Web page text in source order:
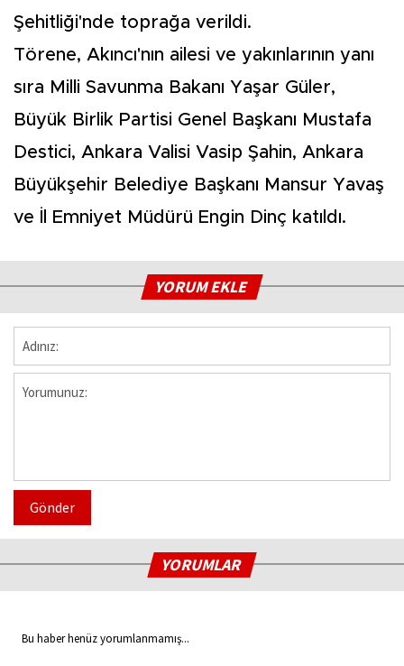
Şehitliği'nde toprağa verildi.
Törene, Akıncı'nın ailesi ve yakınlarının yanı
sıra Milli Savunma Bakanı Yaşar Güler,
Büyük Birlik Partisi Genel Başkanı Mustafa
Destici, Ankara Valisi Vasip Şahin, Ankara
Büyükşehir Belediye Başkanı Mansur Yavaş
ve İl Emniyet Müdürü Engin Dinç katıldı.
YORUM EKLE
Gönder
YORUMLAR
Bu haber henüz yorumlanmamış...